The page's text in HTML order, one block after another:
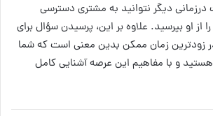
دیگر نتوانید به مشتری دسترسی
از او بپرسید. علاوه بر این، پرسیدن سؤال برای
زودترین زمان ممکن بدین معنی است که شما
و با مفاهیم این عرصه آشنایی کامل